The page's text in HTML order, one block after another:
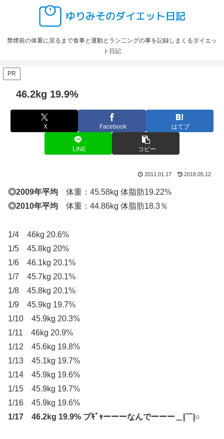
禁煙前の体重に戻るまで食事と運動とラン二ングの事を記録しまくるダイエッ
ト日記
PR
46.2kg 19.9%
X Facebook はてブ
LINE コピー
2011.01.17 2018.05.12
◎2009年平均 体重：45.58kg 体脂肪19.22%
◎2010年平均 体重：44.86kg 体脂肪18.3％
1/4 46kg 20.6%
1/5 45.8kg 20%
1/6 46.1kg 20.1%
1/7 45.7kg 20.1%
1/8 45.8kg 20.1%
1/9 45.9kg 19.7%
1/10 45.9kg 20.3%
1/11 46kg 20.9%
1/12 45.6kg 19.8%
1/13 45.1kg 19.7%
1/14 45.9kg 19.6%
1/15 45.9kg 19.7%
1/16 45.9kg 19.6%
1/17 46.2kg 19.9% プｷﾞｬーーーなんでーーー＿|￣|○